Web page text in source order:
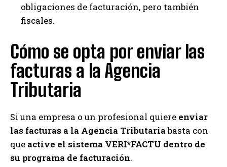
obligaciones de facturación, pero también
fiscales.
Cómo se opta por enviar las
facturas a la Agencia
Tributaria
Si una empresa o un profesional quiere enviar
las facturas a la Agencia Tributariabasta con
que active el sistema VERI*FACTU dentro de
su programa de facturación.